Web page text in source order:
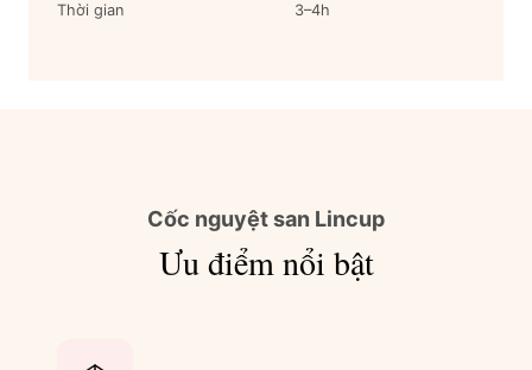
Thời gian 3–4h
Cốc nguyệt san Lincup
Ưu điểm nổi bật